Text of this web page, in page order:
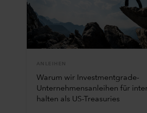
ANLEIHEN
Warum wir Investmentgrade-
Unternehmensanleihen für
halten als US-Treasuries